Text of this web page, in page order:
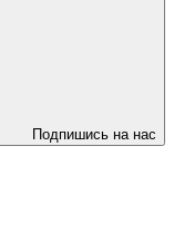
Подпишись на нас